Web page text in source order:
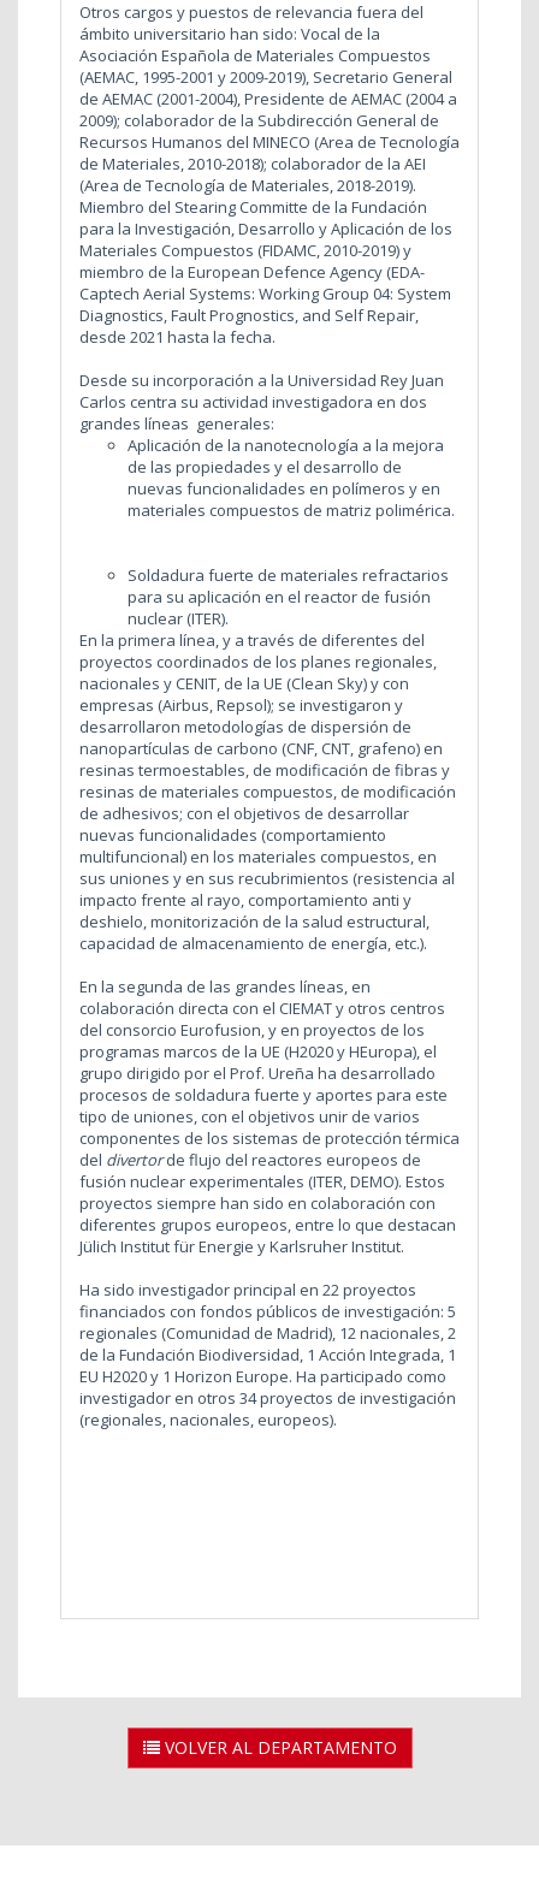
Otros cargos y puestos de relevancia fuera del
ámbito universitario han sido: Vocal de la
Asociación Española de Materiales Compuestos
(AEMAC, 1995-2001 y 2009-2019), Secretario General
de AEMAC (2001-2004), Presidente de AEMAC (2004 a
2009); colaborador de la Subdirección General de
Recursos Humanos del MINECO (Area de Tecnología
de Materiales, 2010-2018); colaborador de la AEI
(Area de Tecnología de Materiales, 2018-2019).
Miembro del Stearing Committe de la Fundación
para la Investigación, Desarrollo y Aplicación de los
Materiales Compuestos (FIDAMC, 2010-2019) y
miembro de la European Defence Agency (EDA-
Captech Aerial Systems: Working Group 04: System
Diagnostics, Fault Prognostics, and Self Repair,
desde 2021 hasta la fecha.
Desde su incorporación a la Universidad Rey Juan
Carlos centra su actividad investigadora en dos
grandes líneas generales:
Aplicación de la nanotecnología a la mejora
de las propiedades y el desarrollo de
nuevas funcionalidades en polímeros y en
materiales compuestos de matriz polimérica.
Soldadura fuerte de materiales refractarios
para su aplicación en el reactor de fusión
nuclear (ITER).
En la primera línea, y a través de diferentes del
proyectos coordinados de los planes regionales,
nacionales y CENIT, de la UE (Clean Sky) y con
empresas (Airbus, Repsol); se investigaron y
desarrollaron metodologías de dispersión de
nanopartículas de carbono (CNF, CNT, grafeno) en
resinas termoestables, de modificación de fibras y
resinas de materiales compuestos, de modificación
de adhesivos; con el objetivos de desarrollar
nuevas funcionalidades (comportamiento
multifuncional) en los materiales compuestos, en
sus uniones y en sus recubrimientos (resistencia al
impacto frente al rayo, comportamiento anti y
deshielo, monitorización de la salud estructural,
capacidad de almacenamiento de energía, etc.).
En la segunda de las grandes líneas, en
colaboración directa con el CIEMAT y otros centros
del consorcio Eurofusion, y en proyectos de los
programas marcos de la UE (H2020 y HEuropa), el
grupo dirigido por el Prof. Ureña ha desarrollado
procesos de soldadura fuerte y aportes para este
tipo de uniones, con el objetivos unir de varios
componentes de los sistemas de protección térmica
del divertorde flujo del reactores europeos de
fusión nuclear experimentales (ITER, DEMO). Estos
proyectos siempre han sido en colaboración con
diferentes grupos europeos, entre lo que destacan
Jülich Institut für Energie y Karlsruher Institut.
Ha sido investigador principal en 22 proyectos
financiados con fondos públicos de investigación: 5
regionales (Comunidad de Madrid), 12 nacionales, 2
de la Fundación Biodiversidad, 1 Acción Integrada, 1
EU H2020 y 1 Horizon Europe. Ha participado como
investigador en otros 34 proyectos de investigación
(regionales, nacionales, europeos).
VOLVER AL DEPARTAMENTO